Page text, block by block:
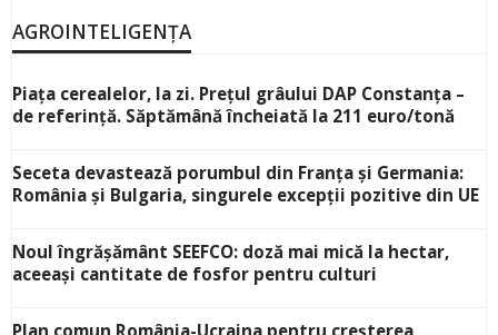
AGROINTELIGENȚA
Piața cerealelor, la zi. Prețul grâului DAP Constanța –
de referință. Săptămână încheiată la 211 euro/tonă
Seceta devastează porumbul din Franța și Germania:
România și Bulgaria, singurele excepții pozitive din UE
Noul îngrășământ SEEFCO: doză mai mică la hectar,
aceeași cantitate de fosfor pentru culturi